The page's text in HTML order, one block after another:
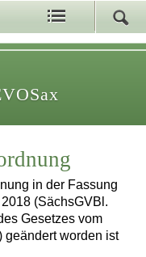
in der Fassung
(SächsGVBl.
Gesetzes vom
geändert worden ist